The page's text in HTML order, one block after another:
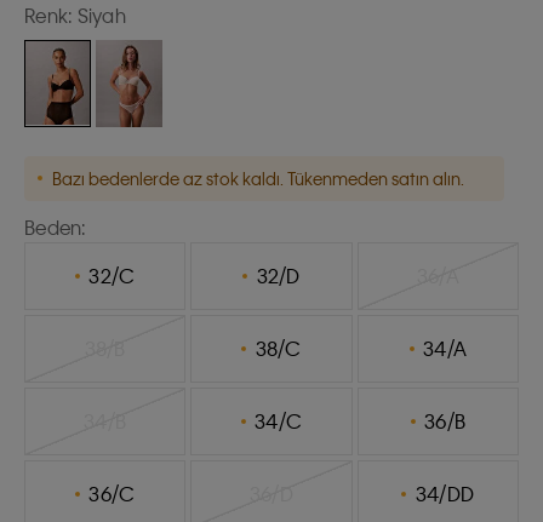
Renk: Siyah
Bazı bedenlerde az stok kaldı. Tükenmeden satın alın.
Beden:
32/C
32/D
38/C 34/A
34/C 36/B
36/C 34/DD